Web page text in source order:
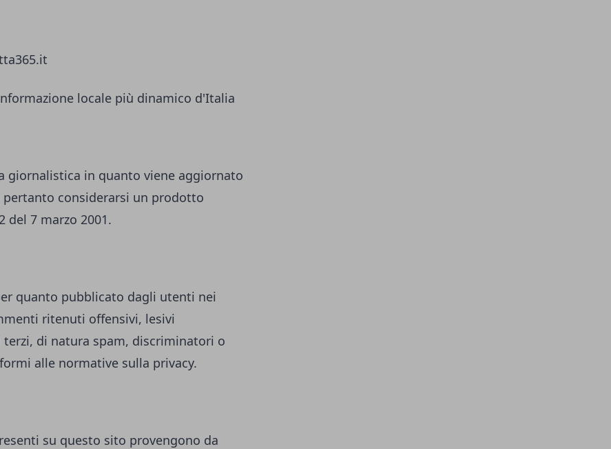
locale più dinamico d'Italia
giornalistica in quanto viene aggiornato
considerarsi un prodotto
del 7 marzo 2001.
quanto pubblicato dagli utenti nei
ritenuti offensivi, lesivi
di natura spam, discriminatori o
alle normative sulla privacy.
su questo sito provengono da